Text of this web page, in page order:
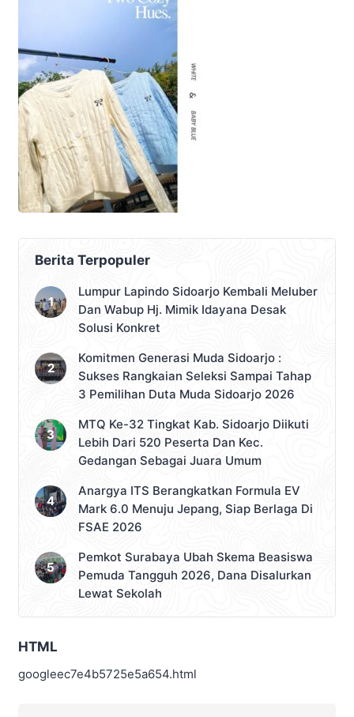
Berita Terpopuler
Lumpur Lapindo Sidoarjo Kembali Meluber
Dan Wabup Hj. Mimik Idayana Desak
Solusi Konkret
Komitmen Generasi Muda Sidoarjo :
Sukses Rangkaian Seleksi Sampai Tahap
3 Pemilihan Duta Muda Sidoarjo 2026
MTQ Ke-32 Tingkat Kab. Sidoarjo Diikuti
Lebih Dari 520 Peserta Dan Kec.
Gedangan Sebagai Juara Umum
Anargya ITS Berangkatkan Formula EV
Mark 6.0 Menuju Jepang, Siap Berlaga Di
FSAE 2026
Pemkot Surabaya Ubah Skema Beasiswa
Pemuda Tangguh 2026, Dana Disalurkan
Lewat Sekolah
HTML
googleec7e4b5725e5a654.html